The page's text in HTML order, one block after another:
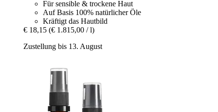
Für sensible & trockene Haut
Auf Basis 100% natürlicher Öle
Kräftigt das Hautbild
€ 18,15 (€ 1.815,00 / l)
Zustellung bis 13. August